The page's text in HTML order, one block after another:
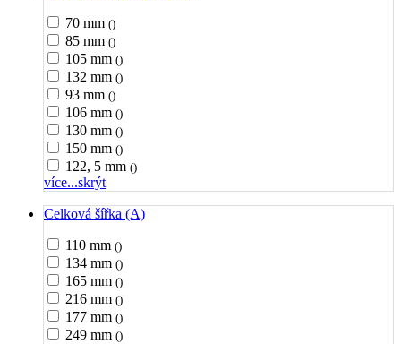
70 mm ()
85 mm ()
105 mm ()
132 mm ()
93 mm ()
106 mm ()
130 mm ()
150 mm ()
122, 5 mm ()
více...skrýt
Celková šířka (A)
110 mm ()
134 mm ()
165 mm ()
216 mm ()
177 mm ()
249 mm ()